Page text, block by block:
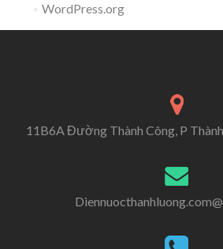
WordPress.org
11B6A Đường Thành Công, P